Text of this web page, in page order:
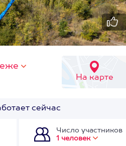
На карте
сейчас
Число участников
1 человек